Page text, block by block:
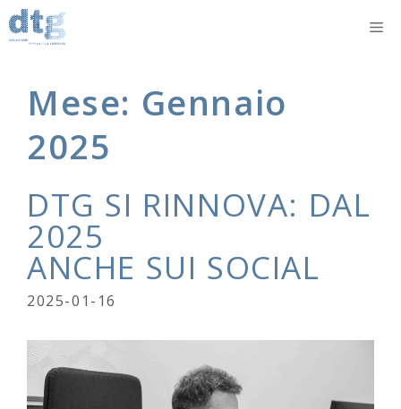
Vai
al
Mese: Gennaio
2025
DTG SI RINNOVA: DAL
2025
ANCHE SUI SOCIAL
2025-01-16